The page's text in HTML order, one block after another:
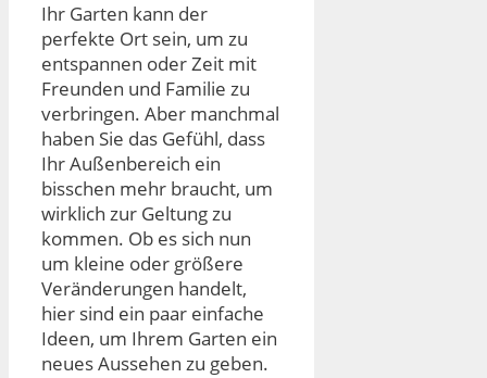
Ihr Garten kann der
perfekte Ort sein, um zu
entspannen oder Zeit mit
Freunden und Familie zu
verbringen. Aber manchmal
haben Sie das Gefühl, dass
Ihr Außenbereich ein
bisschen mehr braucht, um
wirklich zur Geltung zu
kommen. Ob es sich nun
um kleine oder größere
Veränderungen handelt,
hier sind ein paar einfache
Ideen, um Ihrem Garten ein
neues Aussehen zu geben.